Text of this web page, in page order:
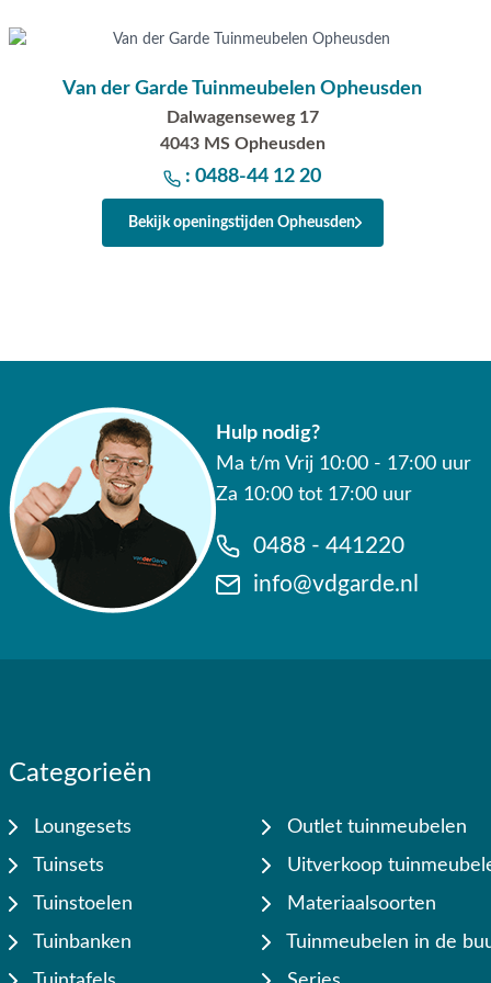
Van der Garde Tuinmeubelen Opheusden
Dalwagenseweg 17
4043 MS Opheusden
: 0488-44 12 20
Bekijk openingstijden Opheusden
Hulp nodig?
Ma t/m Vrij 10:00 - 17:00 uur
Za 10:00 tot 17:00 uur
0488 - 441220
info@vdgarde.nl
Categorieën
Loungesets
Tuinsets
Tuinstoelen
Tuinbanken
Outlet tuinmeubelen
Uitverkoop
Materiaalsoorten
Tuinmeubelen in de